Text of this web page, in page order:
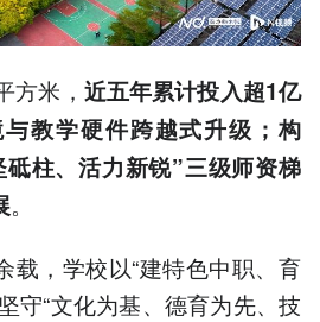
方米， 近五年累计投入超1亿
教学硬件跨越式升级；构
柱、活力新锐”三级师资梯
。
载，学校以“建特色中职、育
守“文化为基、德育为先、技